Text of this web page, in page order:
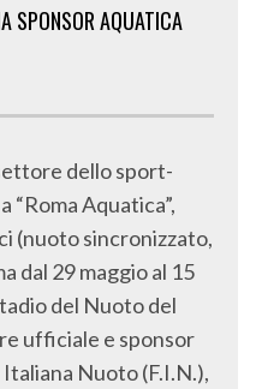
SPONSOR AQUATICA
dello sport-
Aquatica”,
(nuoto sincronizzato,
dal 29 maggio al 15
del Nuoto del
ufficiale e sponsor
Nuoto (F.I.N.),